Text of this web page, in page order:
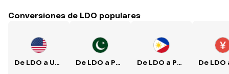
Conversiones de LDO populares
De LDO a USD De LDO a PKR De LDO a PHP